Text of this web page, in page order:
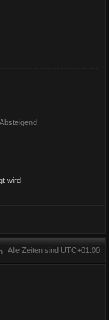
Absteigend
wird.
Alle Zeiten sind UTC+01:00